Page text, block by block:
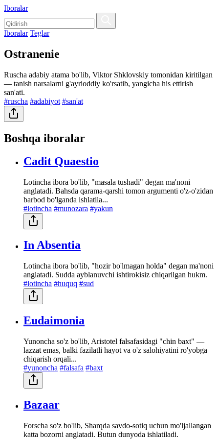
Iboralar
Iboralar Teglar
Ostranenie
Ruscha adabiy atama bo'lib, Viktor Shklovskiy tomonidan kiritilgan
— tanish narsalarni g'ayrioddiy ko'rsatib, yangicha his ettirish
san'ati.
#ruscha #adabiyot #san'at
Boshqa iboralar
Cadit Quaestio
Lotincha ibora bo'lib, "masala tushadi" degan ma'noni
anglatadi. Bahsda qarama-qarshi tomon argumenti o'z-o'zidan
barbod bo'lganda ishlatila...
#lotincha #munozara #yakun
In Absentia
Lotincha ibora bo'lib, "hozir bo'lmagan holda" degan ma'noni
anglatadi. Sudda ayblanuvchi ishtirokisiz chiqarilgan hukm.
#lotincha #huquq #sud
Eudaimonia
Yunoncha so'z bo'lib, Aristotel falsafasidagi "chin baxt" —
lazzat emas, balki fazilatli hayot va o'z salohiyatini ro'yobga
chiqarish orqali...
#yunoncha #falsafa #baxt
Bazaar
Forscha so'z bo'lib, Sharqda savdo-sotiq uchun mo'ljallangan
katta bozorni anglatadi. Butun dunyoda ishlatiladi.